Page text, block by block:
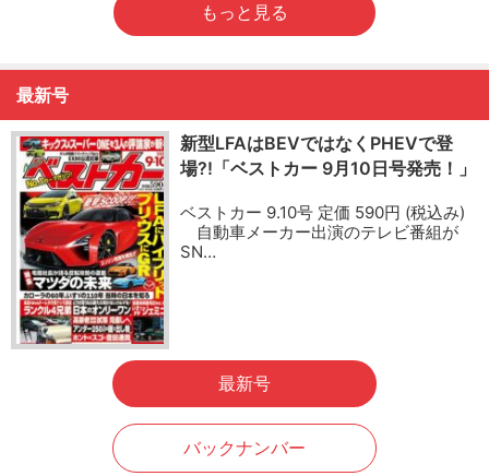
もっと見る
最新号
新型LFAはBEVではなくPHEVで登
場?!「ベストカー 9月10日号発売！」
ベストカー 9.10号 定価 590円 (税込み)
自動車メーカー出演のテレビ番組が
SN…
最新号
バックナンバー